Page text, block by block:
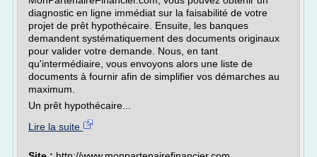
diagnostic en ligne immédiat sur la faisabilité de votre
projet de prêt hypothécaire. Ensuite, les banques
demandent systématiquement des documents originaux
pour valider votre demande. Nous, en tant
qu'intermédiaire, vous envoyons alors une liste de
documents à fournir afin de simplifier vos démarches au
maximum.
Un prêt hypothécaire...
Lire la suite